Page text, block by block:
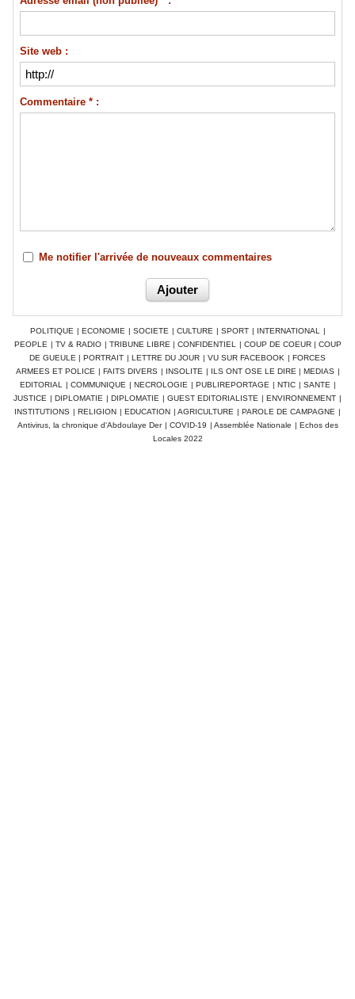
Site web :
Commentaire * :
Me notifier l'arrivée de nouveaux commentaires
POLITIQUE | ECONOMIE | SOCIETE | CULTURE | SPORT | INTERNATIONAL |
PEOPLE | TV & RADIO | TRIBUNE LIBRE | CONFIDENTIEL | COUP DE COEUR | COUP
DE GUEULE | PORTRAIT | LETTRE DU JOUR | VU SUR FACEBOOK | FORCES
ARMEES ET POLICE | FAITS DIVERS | INSOLITE | ILS ONT OSE LE DIRE | MEDIAS |
EDITORIAL | COMMUNIQUE | NECROLOGIE | PUBLIREPORTAGE | NTIC | SANTE |
JUSTICE | DIPLOMATIE | DIPLOMATIE | GUEST EDITORIALISTE | ENVIRONNEMENT |
INSTITUTIONS | RELIGION | EDUCATION | AGRICULTURE | PAROLE DE CAMPAGNE |
Antivirus, la chronique d'Abdoulaye Der | COVID-19 | Assemblée Nationale | Echos des
Locales 2022